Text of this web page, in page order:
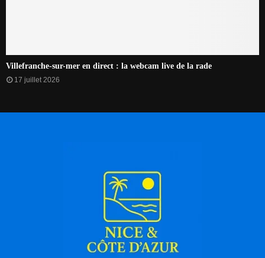
Villefranche-sur-mer en direct : la webcam live de la rade
17 juillet 2026